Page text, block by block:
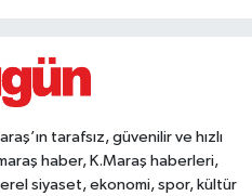
tarafsız, güvenilir ve hızlı
haber, K.Maraş haberleri,
siyaset, ekonomi, spor, kültür